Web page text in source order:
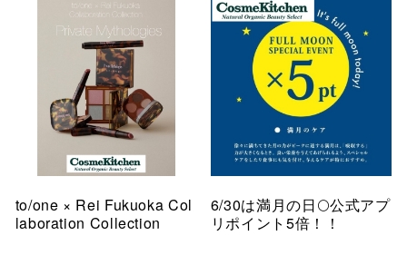
to/one × Rei Fukuoka Col
laboration Collection
6/30は満月の日🌕公式アプ
リポイント5倍！！